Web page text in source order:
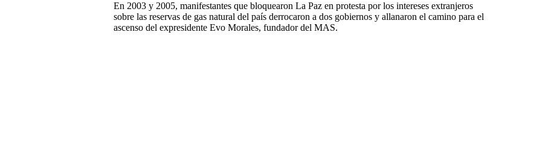
En 2003 y 2005, manifestantes que bloquearon La Paz en protesta por los intereses extranjeros
sobre las reservas de gas natural del país derrocaron a dos gobiernos y allanaron el camino para el
ascenso del expresidente Evo Morales, fundador del MAS.